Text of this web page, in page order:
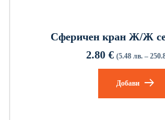
Сферичен кран Ж/Ж
2.80 € (5.48 лв. –
Добави